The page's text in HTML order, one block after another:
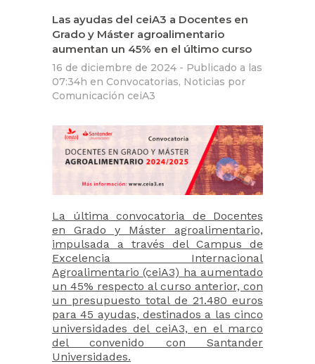
Las ayudas del ceiA3 a Docentes en
Grado y Máster agroalimentario
aumentan un 45% en el último curso
16 de diciembre de 2024 - Publicado a las
07:34h en Convocatorias, Noticias por
Comunicación ceiA3
La última convocatoria de Docentes
en Grado y Máster agroalimentario,
impulsada a través del Campus de
Excelencia Internacional
Agroalimentario (ceiA3) ha aumentado
un 45% respecto al curso anterior, con
un presupuesto total de 21.480 euros
para 45 ayudas, destinados a las cinco
universidades del ceiA3, en el marco
del convenido con Santander
Universidades.